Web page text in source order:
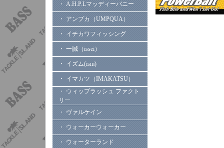
・ A.H.P.Lマッディーバニー
・ アンプカ（UMPQUA）
・ イチカワフィッシング
・ 一誠（issei）
・ イズム(ism)
・ イマカツ（IMAKATSU）
・ ウィップラッシュ ファクト
リー
・ ヴァルケイン
・ ウォーカーウォーカー
・ ウォーターランド